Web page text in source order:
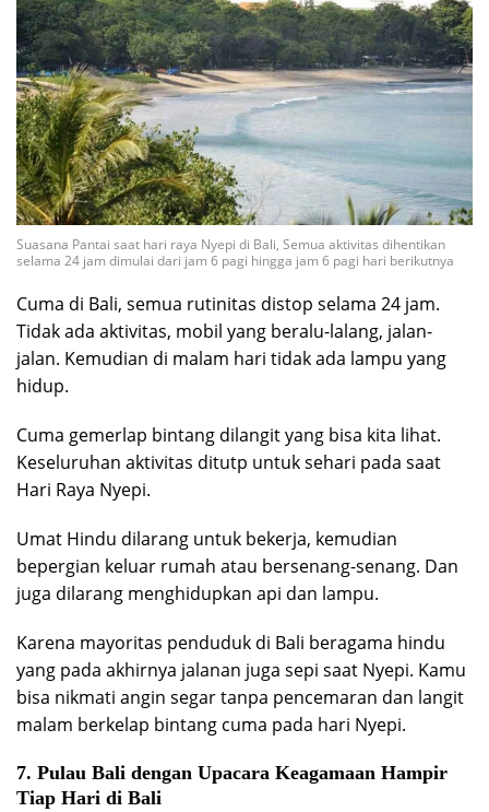
Suasana Pantai saat hari raya Nyepi di Bali, Semua aktivitas dihentikan
selama 24 jam dimulai dari jam 6 pagi hingga jam 6 pagi hari berikutnya
Cuma di Bali, semua rutinitas distop selama 24 jam.
Tidak ada aktivitas, mobil yang beralu-lalang, jalan-
jalan. Kemudian di malam hari tidak ada lampu yang
hidup.
Cuma gemerlap bintang dilangit yang bisa kita lihat.
Keseluruhan aktivitas ditutp untuk sehari pada saat
Hari Raya Nyepi.
Umat Hindu dilarang untuk bekerja, kemudian
bepergian keluar rumah atau bersenang-senang. Dan
juga dilarang menghidupkan api dan lampu.
Karena mayoritas penduduk di Bali beragama hindu
yang pada akhirnya jalanan juga sepi saat Nyepi. Kamu
bisa nikmati angin segar tanpa pencemaran dan langit
malam berkelap bintang cuma pada hari Nyepi.
7. Pulau Bali dengan Upacara Keagamaan Hampir
Tiap Hari di Bali